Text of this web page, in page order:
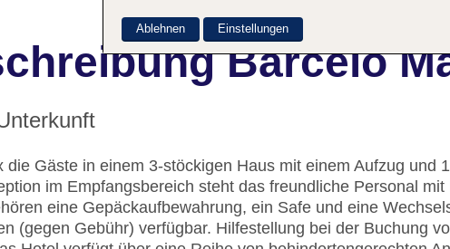
Barcelo
die Gäste in einem 3-stöckigen Haus mit einem Aufzug und
im Empfangsbereich steht das freundliche Personal mit
eine Gepäckaufbewahrung, ein Safe und eine
(gegen Gebühr) verfügbar. Hilfestellung bei der Buchung
Ablehnen Einstellungen